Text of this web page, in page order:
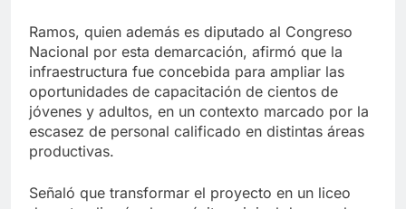
Ramos, quien además es diputado al Congreso
Nacional por esta demarcación, afirmó que la
infraestructura fue concebida para ampliar las
oportunidades de capacitación de cientos de
jóvenes y adultos, en un contexto marcado por la
escasez de personal calificado en distintas áreas
productivas.
Señaló que transformar el proyecto en un liceo